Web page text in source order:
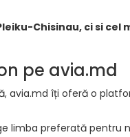
Chisinau, ci si
pe avia.md
îți oferă o
limba preferată pentru